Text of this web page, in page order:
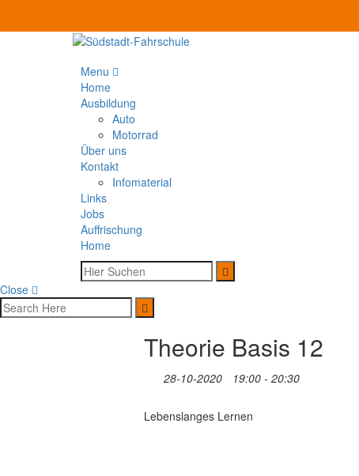
Menu
Home
Ausbildung
Auto
Motorrad
Über uns
Kontakt
Infomaterial
Links
Jobs
Auffrischung
Home
Close
Theorie Basis 12
28-10-2020 19:00 - 20:30
Lebenslanges Lernen